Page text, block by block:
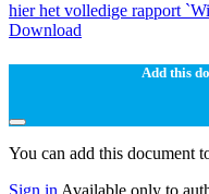
hier het volledige rapport
Download
Add this
You can add this document
Sign in Available only to